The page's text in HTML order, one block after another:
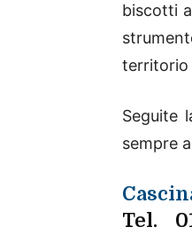
biscotti
territorio
Seguite
sempre
Tel.